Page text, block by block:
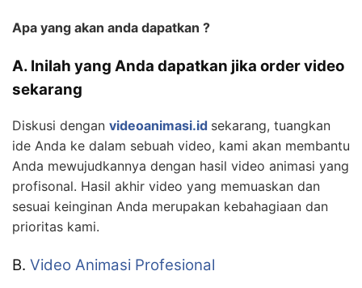
Apa yang akan anda dapatkan ?
A. Inilah yang Anda dapatkan jika order video
sekarang
Diskusi dengan videoanimasi.id sekarang, tuangkan
ide Anda ke dalam sebuah video, kami akan membantu
Anda mewujudkannya dengan hasil video animasi yang
profisonal. Hasil akhir video yang memuaskan dan
sesuai keinginan Anda merupakan kebahagiaan dan
prioritas kami.
B. Video Animasi Profesional